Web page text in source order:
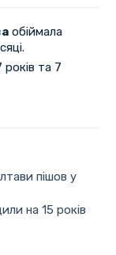
обіймала
та 7
пішов у
на 15 років